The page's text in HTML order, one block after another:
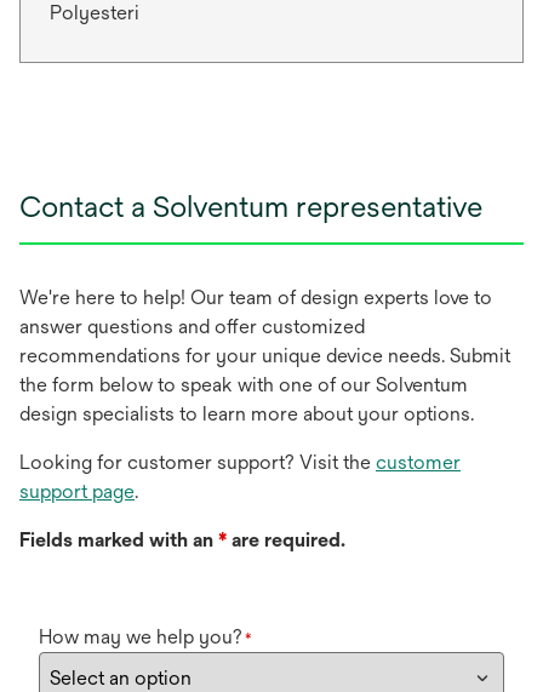
Polyesteri
Contact a Solventum representative
We're here to help! Our team of design experts love to
answer questions and offer customized
recommendations for your unique device needs. Submit
the form below to speak with one of our Solventum
design specialists to learn more about your options.
Looking for customer support? Visit the customer
support page.
Fields marked with an * are required.
How may we help you? *